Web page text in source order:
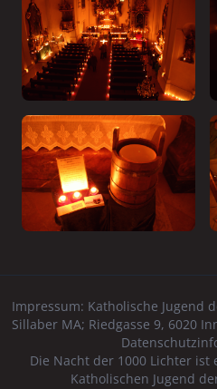
Impressum: Katholische Jugend
Sillaber MA; Riedgasse 9, 6020
Die Nacht der 1000 Lichter
Katholischen Jugend